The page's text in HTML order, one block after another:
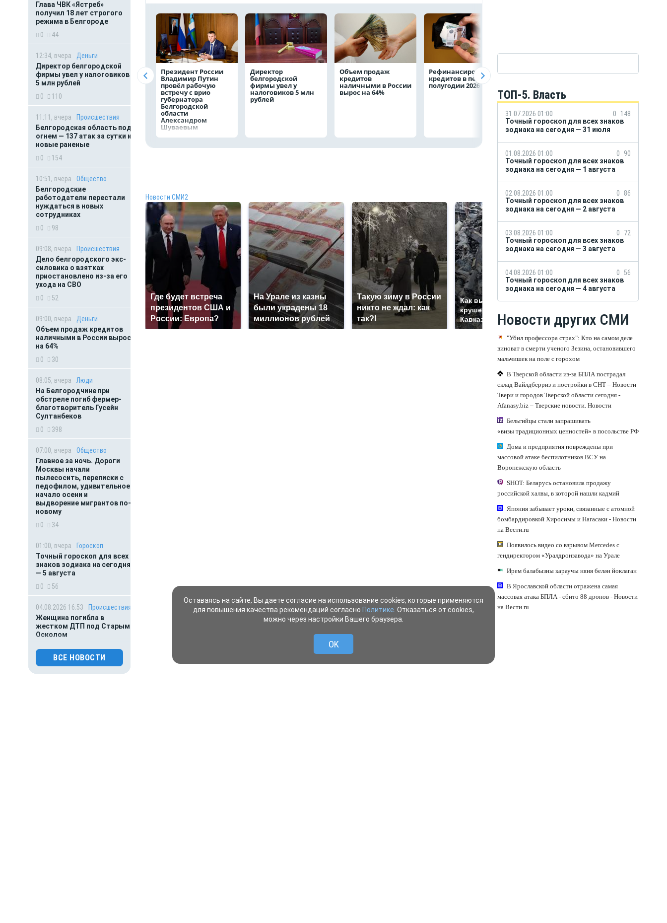
Глава ЧВК «Ястреб»
получил 18 лет строгого
режима в Белгороде
0
44
12:34, вчера
Деньги
Директор белгородской
фирмы увел у налоговиков
5 млн рублей
0
110
11:11, вчера
Происшествия
Белгородская область под
огнем — 137 атак за сутки и
новые раненые
0
154
10:51, вчера
Общество
Белгородские
работодатели перестали
нуждаться в новых
сотрудниках
0
98
09:08, вчера
Происшествия
Дело белгородского экс-
силовика о взятках
приостановлено из-за его
ухода на СВО
0
52
09:00, вчера
Деньги
Объем продаж кредитов
наличными в России вырос
на 64%
0
30
08:05, вчера
Люди
На Белгородчине при
обстреле погиб фермер-
благотворитель Гусейн
Султанбеков
0
398
07:00, вчера
Общество
Главное за ночь. Дороги
Москвы начали
пылесосить, переписки с
педофилом, удивительное
начало осени и
выдворение мигрантов по-
новому
0
34
01:00, вчера
Гороскоп
Точный гороскоп для всех
знаков зодиака на сегодня
— 5 августа
0
56
04.08.2026 16:53
Происшествия
Женщина погибла в
жестком ДТП под Старым
Осколом
0
92
04.08.2026 15:07
Общество
ВСЕ НОВОСТИ
Президент России
Владимир Путин
провёл рабочую
встречу с врио
губернатора
Белгородской
области
Александром
Шуваевым
Директор
белгородской
фирмы увел у
налоговиков 5 млн
рублей
Объем продаж
кредитов
наличными в России
вырос на 64%
Рефинансирование
кредитов в первом
полугодии 2026 года
Казначейство
водоканала 122,8
млн в пользу ФРТ
Александр
в Белгородской
подразделение
«БАРС-
Новости СМИ2
Где будет встреча
президентов США и
России: Европа?
На Урале из казны
были украдены 18
миллионов рублей
Такую зиму в России
никто не ждал: как
так?!
Как выглядит место
крушение вертолета на
Кавказе: смотреть
магазина: список
ТОП-5. Власть
31.07.2026 01:00 0
148
Точный гороскоп для всех знаков
зодиака на сегодня — 31 июля
01.08.2026 01:00 0
90
Точный гороскоп для всех знаков
зодиака на сегодня — 1 августа
02.08.2026 01:00 0
86
Точный гороскоп для всех знаков
зодиака на сегодня — 2 августа
03.08.2026 01:00 0
72
Точный гороскоп для всех знаков
зодиака на сегодня — 3 августа
04.08.2026 01:00 0 56
Точный гороскоп для всех знаков
зодиака на сегодня — 4 августа
Новости других СМИ
"Убил профессора страх": Кто на самом деле
виноват в смерти ученого Зезина, остановившего
мальчишек на поле с горохом
В Тверской области из-за БПЛА пострадал
склад Вайлдберриз и постройки в СНТ – Новости
Твери и городов Тверской области сегодня -
Afanasy.biz – Тверские новости. Новости
Бельгийцы стали запрашивать
«визы традиционных ценностей» в посольстве РФ
Дома и предприятия повреждены при
массовой атаке беспилотников ВСУ на
Воронежскую область
SHOT: Беларусь остановила продажу
российской халвы, в которой нашли кадмий
Япония забывает уроки, связанные с атомной
бомбардировкой Хиросимы и Нагасаки - Новости
на Вести.ru
Появилось видео со взрывом Mercedes с
гендиректором «Уралдронзавода» на Урале
Ирем балабызны караучы няня белән йоклаган
В Ярославской области отражена самая
массовая атака БПЛА - сбито 88 дронов - Новости
на Вести.ru
Оставаясь на сайте, Вы даете согласие на использование cookies, которые применяются
для повышения качества рекомендаций согласно Политике . Отказаться от cookies,
можно через настройки Вашего браузера.
OK